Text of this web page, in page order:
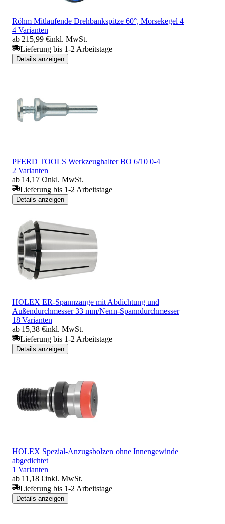
Röhm Mitlaufende Drehbankspitze 60°, Morsekegel 4
4 Varianten
ab 215,99 €inkl. MwSt.
Lieferung bis 1-2 Arbeitstage
Details anzeigen
PFERD TOOLS Werkzeughalter BO 6/10 0-4
2 Varianten
ab 14,17 €inkl. MwSt.
Lieferung bis 1-2 Arbeitstage
Details anzeigen
HOLEX ER-Spannzange mit Abdichtung und
Außendurchmesser 33 mm/Nenn-Spanndurchmesser
18 Varianten
ab 15,38 €inkl. MwSt.
Lieferung bis 1-2 Arbeitstage
Details anzeigen
HOLEX Spezial-Anzugsbolzen ohne Innengewinde
abgedichtet
1 Varianten
ab 11,18 €inkl. MwSt.
Lieferung bis 1-2 Arbeitstage
Details anzeigen